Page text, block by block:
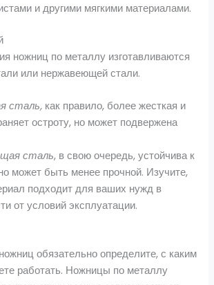
и другими мягкими материалами.
ножниц по металлу изготавливаются
или нержавеющей стали.
сталь, как правило, более жесткая и
остроту, но может подвержена
сталь, в свою очередь, устойчива к
может быть менее прочной. Изучите,
подходит для ваших нужд в
от условий эксплуатации.
обязательно определите, с каким
работать. Ножницы по металлу